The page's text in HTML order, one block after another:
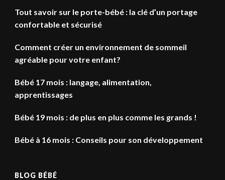
Tout savoir sur le porte-bébé : la clé d’un portage
confortable et sécurisé
Comment créer un environnement de sommeil
agréable pour votre enfant?
Bébé 17 mois : langage, alimentation,
apprentissages
Bébé 19 mois : de plus en plus comme les grands !
Bébé à 16 mois : Conseils pour son développement
BLOG BÉBÉ